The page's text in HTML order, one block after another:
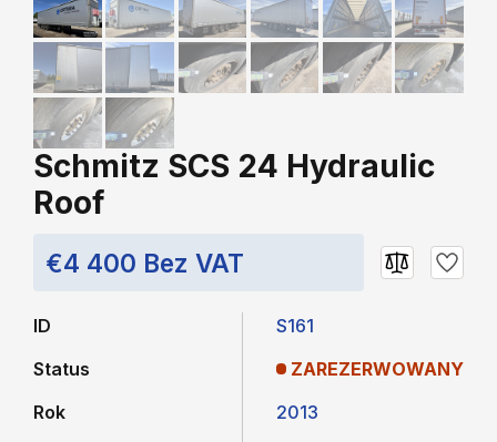
Schmitz SCS 24 Hydraulic
Roof
€4 400 Bez VAT
ID
Status
Rok
S161
ZAREZERWOWANY
2013